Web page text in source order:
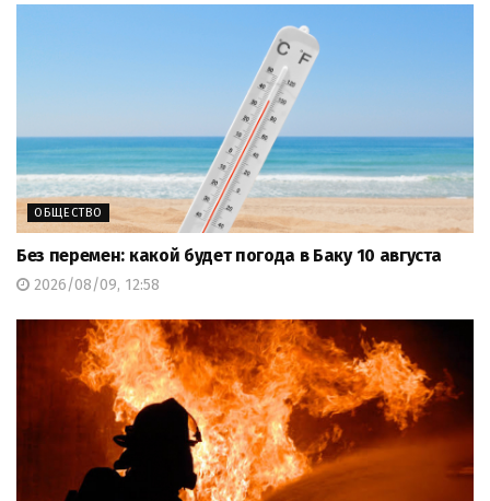
ОБЩЕСТВО
Без перемен: какой будет погода в Баку 10 августа
2026/08/09, 12:58